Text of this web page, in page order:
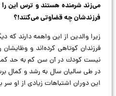
می‌زند شرمنده هستند و ترس این را
فرزندشان چه قضاوتی می‌کنند!؟
زیرا والدین از این واهمه دارند که
فرزندان کوتاهی کرده‌اند و وظایشان
نیست كودك در آن سن کم به حد
در طی سالیان سال به رشد و کمال
این دوران اشتباهات زیادی از او سر